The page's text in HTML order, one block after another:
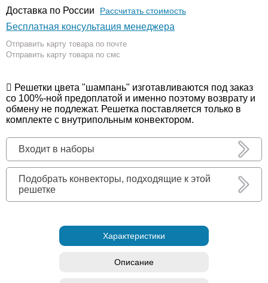
Доставка по России Рассчитать стоимость
Бесплатная консультация менеджера
Отправить карту товара по почте
Отправить карту товара по смс
Решетки цвета "шампань" изготавливаются под заказ
со 100%-ной предоплатой и именно поэтому возврату и
обмену не подлежат. Решетка поставляется только в
комплекте с внутрипольным конвектором.
Входит в наборы
Подобрать конвекторы, подходящие к этой
решетке
Характеристики
Описание